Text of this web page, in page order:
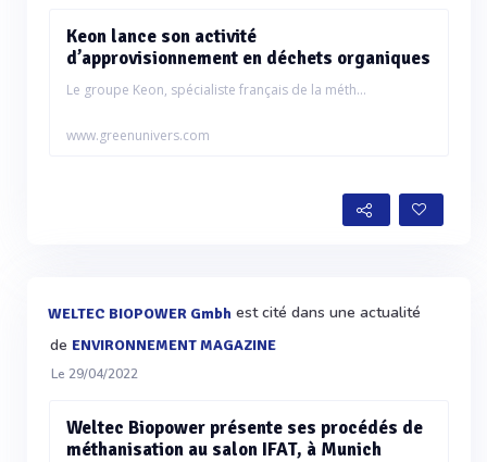
Keon lance son activité
d’approvisionnement en déchets organiques
Le groupe Keon, spécialiste français de la méth...
www.greenunivers.com
WELTEC BIOPOWER Gmbh est cité dans une actualité
de ENVIRONNEMENT MAGAZINE
Le 29/04/2022
Weltec Biopower présente ses procédés de
méthanisation au salon IFAT, à Munich